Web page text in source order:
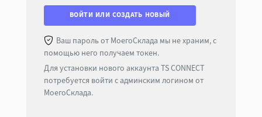
ВОЙТИ ИЛИ СОЗДАТЬ НОВЫЙ
Ваш пароль от МоегоСклада мы не храним, с
помощью него получаем токен.
Для установки нового аккаунта TS CONNECT
потребуется войти с админским логином от
МоегоСклада.